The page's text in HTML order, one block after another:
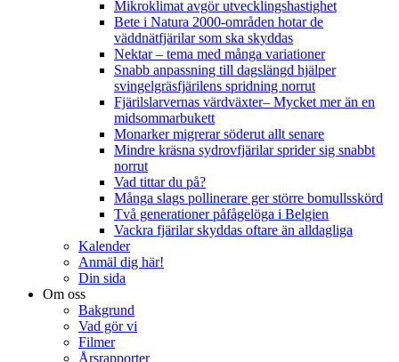
Mikroklimat avgör utvecklingshastighet
Bete i Natura 2000-områden hotar de
väddnätfjärilar som ska skyddas
Nektar – tema med många variationer
Snabb anpassning till dagslängd hjälper
svingelgräsfjärilens spridning norrut
Fjärilslarvernas värdväxter– Mycket mer än en
midsommarbukett
Monarker migrerar söderut allt senare
Mindre kräsna sydrovfjärilar sprider sig snabbt
norrut
Vad tittar du på?
Många slags pollinerare ger större bomullsskörd
Två generationer påfågelöga i Belgien
Vackra fjärilar skyddas oftare än alldagliga
Kalender
Anmäl dig här!
Din sida
Om oss
Bakgrund
Vad gör vi
Filmer
Årsrapporter